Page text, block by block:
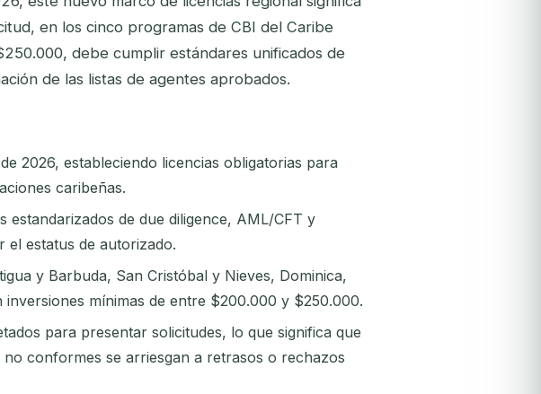
en los cinco programas de CBI del Caribe
debe cumplir estándares unificados de
de las listas de agentes aprobados.
2026, estableciendo licencias obligatorias para
caribeñas.
estandarizados de due diligence, AML/CFT y
estatus de autorizado.
y Barbuda, San Cristóbal y Nieves, Dominica,
mínimas de entre $200.000 y $250.000.
para presentar solicitudes, lo que significa que
conformes se arriesgan a retrasos o rechazos